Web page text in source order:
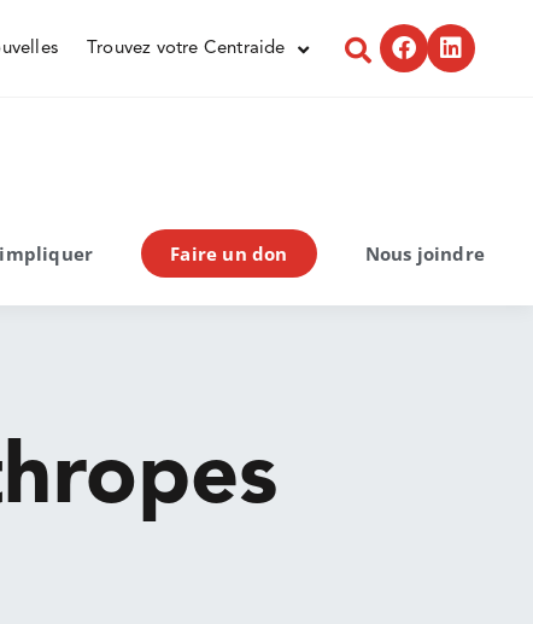
Trouvez votre Centraide
impliquer Faire un don Nous joindre